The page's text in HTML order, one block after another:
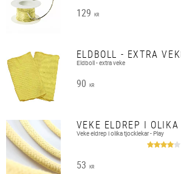
129 KR
ELDBOLL - EXTRA
Eldboll - extra veke
90 KR
VEKE ELDREP I OLIKA
Veke eldrep i olika tjocklekar - Play
53 KR